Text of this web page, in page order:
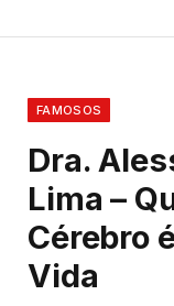
FAMOSOS
Dra.
Lima –
Cérebro
Vida